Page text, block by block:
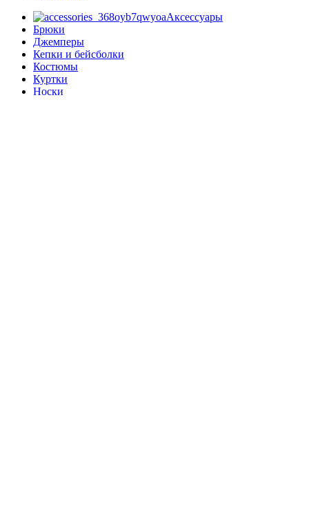
Аксессуары
Брюки
Джемперы
Кепки и бейсболки
Костюмы
Куртки
Носки